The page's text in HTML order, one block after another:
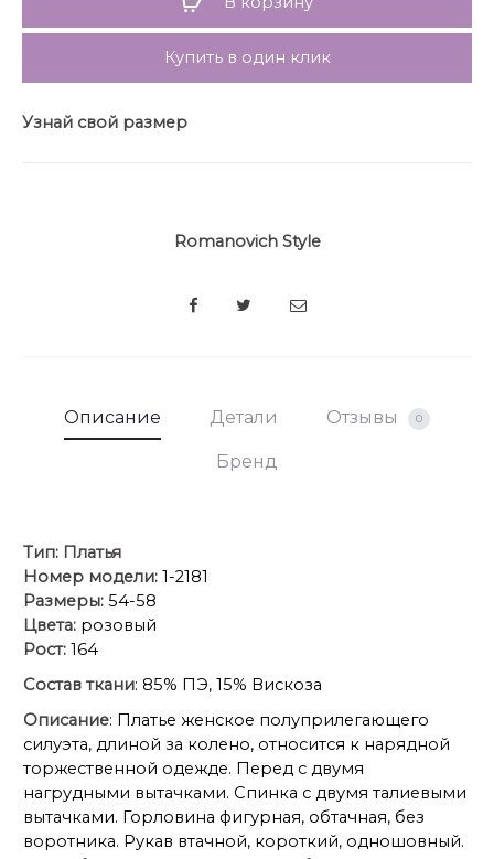
Купить в один клик
Узнай свой размер
Romanovich Style
SHARE
Описание Детали Отзывы 0
Бренд
Тип: Платья
Номер модели: 1-2181
Размеры: 54-58
Цвета: розовый
Рост: 164
Состав ткани: 85% ПЭ, 15% Вискоза
Описание: Платье женское полуприлегающего
силуэта, длиной за колено, относится к нарядной
торжественной одежде. Перед с двумя
нагрудными вытачками. Спинка с двумя талиевыми
вытачками. Горловина фигурная, обтачная, без
воротника. Рукав втачной, короткий, одношовный.